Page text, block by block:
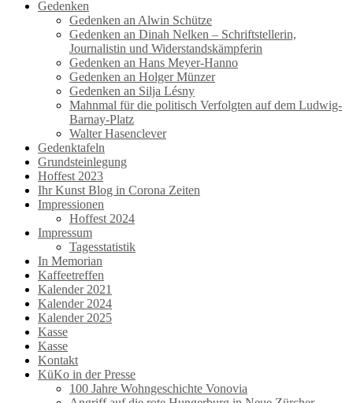
Gedenken
Gedenken an Alwin Schütze
Gedenken an Dinah Nelken – Schriftstellerin,
Journalistin und Widerstandskämpferin
Gedenken an Hans Meyer-Hanno
Gedenken an Holger Münzer
Gedenken an Silja Lésny
Mahnmal für die politisch Verfolgten auf dem Ludwig-
Barnay-Platz
Walter Hasenclever
Gedenktafeln
Grundsteinlegung
Hoffest 2023
Ihr Kunst Blog in Corona Zeiten
Impressionen
Hoffest 2024
Impressum
Tagesstatistik
In Memorian
Kaffeetreffen
Kalender 2021
Kalender 2024
Kalender 2025
Kasse
Kasse
Kontakt
KüKo in der Presse
100 Jahre Wohngeschichte Vonovia